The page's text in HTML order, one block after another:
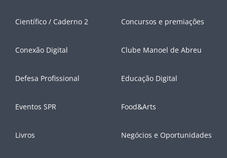
Científico / Caderno 2 Concursos e premiações
Conexão Digital Clube Manoel de Abreu
Defesa Profissional Educação Digital
Eventos SPR Food&Arts
Livros Negócios e Oportunidades